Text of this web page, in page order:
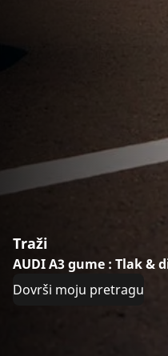
Traži
AUDI A3 gume : Tlak &
Dovrši moju pretragu